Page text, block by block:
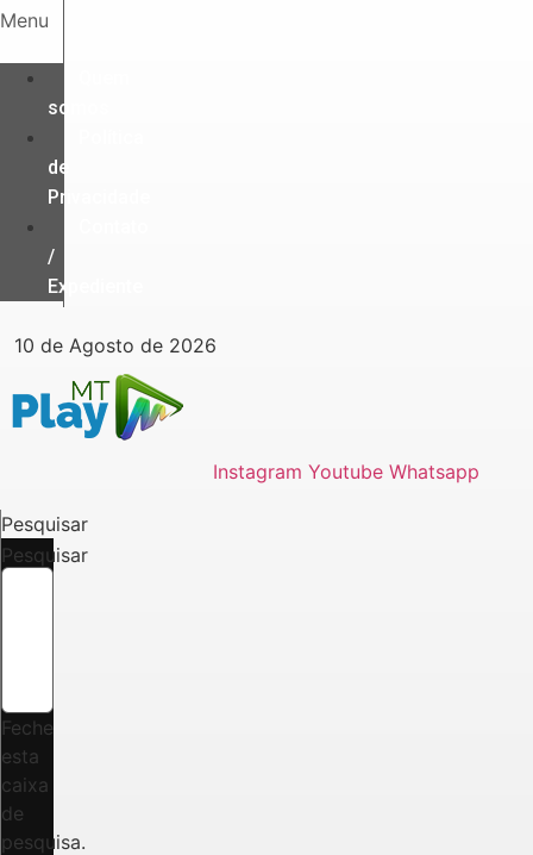
Ir
o
conteúdo
Menu
somos
de
Privacidade
/
Expediente
10 de Agosto de 2026
Instagram Youtube Whatsapp
Pesquisar
Pesquisar
Feche
esta
caixa
de
pesquisa.